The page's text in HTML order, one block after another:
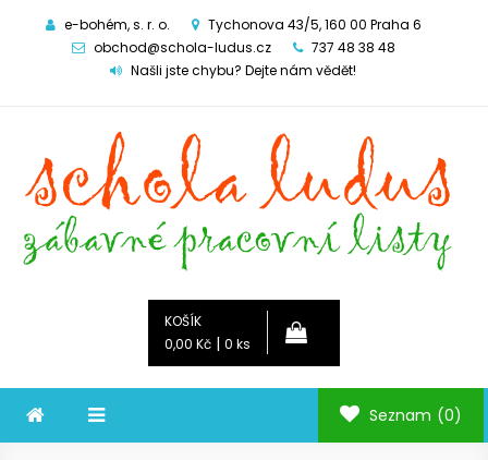
e-bohém, s. r. o.
Tychonova 43/5, 160 00 Praha 6
obchod@schola-ludus.cz
737 48 38 48
Našli jste chybu? Dejte nám vědět!
KOŠÍK
0,00 Kč | 0 ks
Seznam (0)